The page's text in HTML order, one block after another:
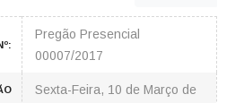
Pregão Presencial
00007/2017
Sexta-Feira, 10 de Março de